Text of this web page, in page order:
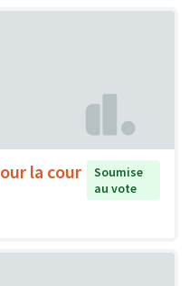
la cour
Soumise
au vote